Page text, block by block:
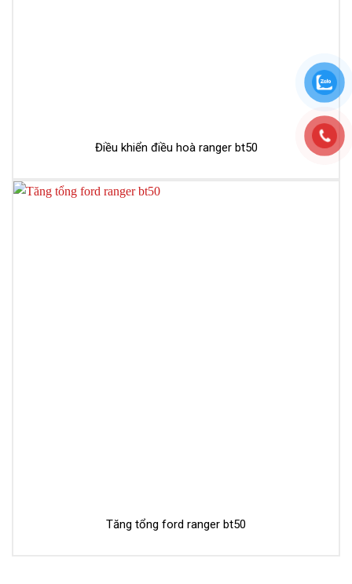
Điều khiển điều hoà ranger bt50
Tăng tổng ford ranger bt50